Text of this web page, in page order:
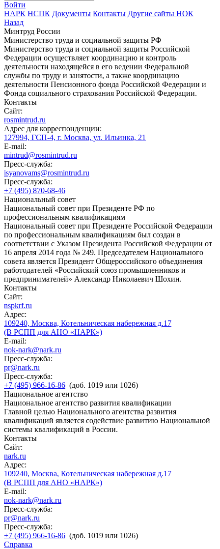
Войти
НАРК НСПК Документы Контакты Другие сайты НОК
Назад
Минтруд России
Министерство труда и социальной защиты РФ
Министерство труда и социальной защиты Российской
Федерации осуществляет координацию и контроль
деятельности находящейся в его ведении Федеральной
службы по труду и занятости, а также координацию
деятельности Пенсионного фонда Российской Федерации и
Фонда социального страхования Российской Федерации.
Контакты
Сайт:
rosmintrud.ru
Адрес для корреспонденции:
127994, ГСП-4, г. Москва, ул. Ильинка, 21
E-mail:
mintrud@rosmintrud.ru
Пресс-служба:
isyanovams@rosmintrud.ru
Пресс-служба:
+7 (495) 870-68-46
Национальный совет
Национальный совет при Президенте РФ по
профессиональным квалификациям
Национальный совет при Президенте Российской Федерации
по профессиональным квалификациям был создан в
соответствии с Указом Президента Российской Федерации от
16 апреля 2014 года № 249. Председателем Национального
совета является Президент Общероссийского объединения
работодателей «Российский союз промышленников и
предпринимателей» Александр Николаевич Шохин.
Контакты
Сайт:
nspkrf.ru
Адрес:
109240, Москва, Котельническая набережная д.17
(В РСПП для АНО «НАРК»)
E-mail:
nok-nark@nark.ru
Пресс-служба:
pr@nark.ru
Пресс-служба:
+7 (495) 966-16-86 (доб. 1019 или 1026)
Национальное агентство
Национальное агентство развития квалификации
Главной целью Национального агентства развития
квалификаций является содействие развитию Национальной
системы квалификаций в России.
Контакты
Сайт:
nark.ru
Адрес:
109240, Москва, Котельническая набережная д.17
(В РСПП для АНО «НАРК»)
E-mail:
nok-nark@nark.ru
Пресс-служба:
pr@nark.ru
Пресс-служба:
+7 (495) 966-16-86 (доб. 1019 или 1026)
Справка